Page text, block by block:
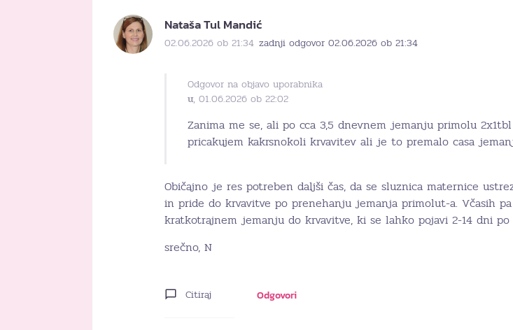
Nataša Tul Mandić
02.06.2026 ob 21:34 zadnji odgovor 02.06.2026 ob 21:34
Odgovor na objavo uporabnika
u, 01.06.2026 ob 22:02
Zanima me se, ali po cca 3,5 dnevnem jemanju primolu
pricakujem kakrsnokoli krvavitev ali je to premalo casa
Običajno je res potreben daljši čas, da se sluznica maternice
in pride do krvavitve po prenehanju jemanja primolut-a. Včasih
kratkotrajnem jemanju do krvavitve, ki se lahko pojavi 2-14 dni
srečno, N
Citiraj Odgovori